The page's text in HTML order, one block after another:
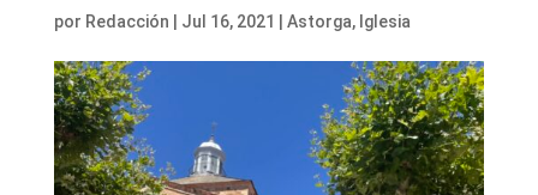
por Redacción Jul 16, 2021 Astorga, Iglesia